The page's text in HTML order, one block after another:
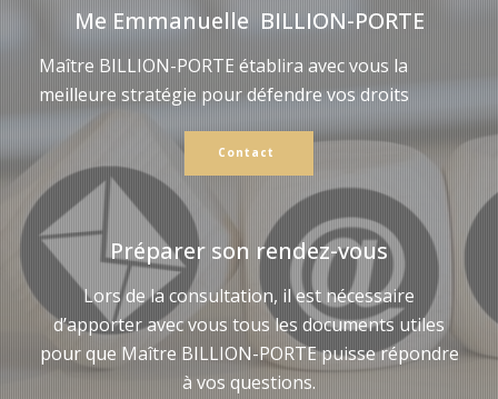
Me Emmanuelle BILLION-PORTE
Maître BILLION-PORTE établira avec vous la
meilleure stratégie pour défendre vos droits
Contact
Préparer son rendez-vous
Lors de la consultation, il est nécessaire
d’apporter avec vous tous les documents utiles
pour que Maître BILLION-PORTE puisse répondre
à vos questions.